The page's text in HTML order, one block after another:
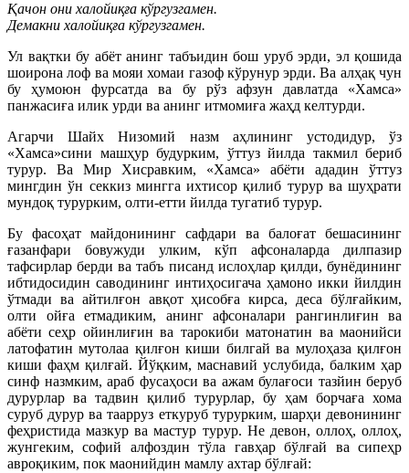
Қачон они халойиқға кўргузгамен.
Демакни халойиқға кўргузгамен.
Ул вақтки бу абёт анинг табъидин бош уруб эрди, эл қошида
шоирона лоф ва мояи хомаи газоф кўрунур эрди. Ва алҳақ чун
бу ҳумоюн фурсатда ва бу рўз афзун давлатда «Хамса»
панжасиға илик урди ва анинг итмомиға жаҳд келтурди.
Агарчи Шайх Низомий назм аҳлининг устодидур, ўз
«Хамса»сини машҳур будурким, ўттуз йилда такмил бериб
турур. Ва Мир Хисравким, «Хамса» абёти ададин ўттуз
мингдин ўн секкиз мингга ихтисор қилиб турур ва шуҳрати
мундоқ турурким, олти-етти йилда тугатиб турур.
Бу фасоҳат майдонининг сафдари ва балоғат бешасининг
ғазанфари бовужуди улким, кўп афсоналарда дилпазир
тафсирлар берди ва табъ писанд ислоҳлар қилди, бунёдининг
ибтидосидин саводининг интиҳосигача ҳамоно икки йилдин
ўтмади ва айтилғон авқот ҳисобға кирса, деса бўлғайким,
олти ойға етмадиким, анинг афсоналари рангинлиғин ва
абёти сеҳр ойинлиғин ва тарокиби матонатин ва маонийси
латофатин мутолаа қилғон киши билгай ва мулоҳаза қилғон
киши фаҳм қилғай. Йўқким, маснавий услубида, балким ҳар
синф назмким, араб фусаҳоси ва ажам булағоси тазйин беруб
дурурлар ва тадвин қилиб турурлар, бу ҳам борчаға хома
суруб дурур ва таарруз еткуруб турурким, шарҳи девонининг
феҳристида мазкур ва мастур турур. Не девон, оллоҳ, оллоҳ,
жунгеким, софий алфоздин тўла гавҳар бўлғай ва сипеҳр
авроқиким, пок маонийдин мамлу ахтар бўлғай: